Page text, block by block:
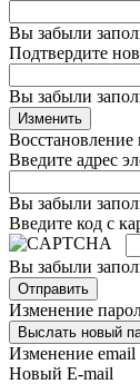
Вы забыли
Подтвердите
Вы забыли
Изменить
Восстановление
Введите адрес
Вы забыли
Введите код с
Вы забыли
Отправить
Изменение
Выслать новый
Изменение email
Новый E-mail